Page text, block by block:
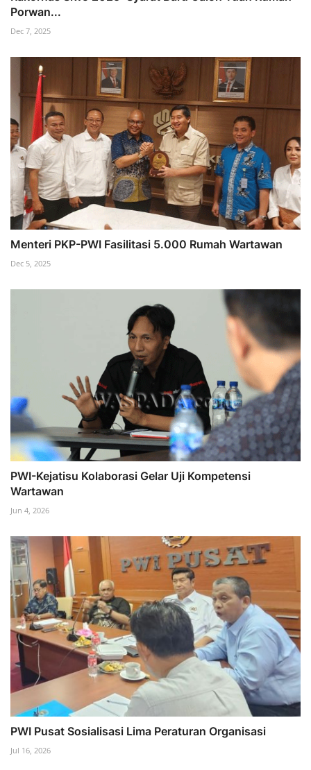
Porwan...
Dec 7, 2025
Menteri PKP-PWI Fasilitasi 5.000 Rumah Wartawan
Dec 5, 2025
PWI-Kejatisu Kolaborasi Gelar Uji Kompetensi
Wartawan
Jun 4, 2026
PWI Pusat Sosialisasi Lima Peraturan Organisasi
Jul 16, 2026